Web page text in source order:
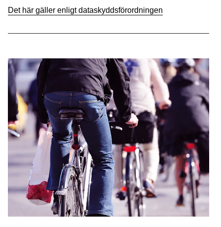
Det här gäller enligt dataskyddsförordningen